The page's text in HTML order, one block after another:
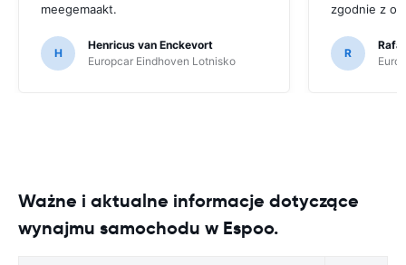
meegemaakt.
H
Henricus van Enckevort
Europcar Eindhoven Lotnisko
zgodnie z
R
Ważne i aktualne informacje dotyczące
wynajmu samochodu w Espoo.